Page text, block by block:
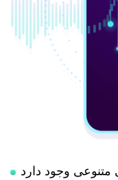
متنوعی وجود دارد